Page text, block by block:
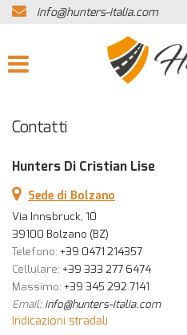
HOME
AZIENDA
ACQUISTIAMO USATO
ASSISTENZA
CONTATTI
NEWS
info@hunters-italia.com
Contatti
Hunters Di Cristian Lise
Sede di Bolzano
Via Innsbruck, 10
39100 Bolzano (BZ)
Telefono: +39 0471 214357
Cellulare: +39 333 277 6474
Massimo: +39 345 292 7141
Email: info@hunters-italia.com
Indicazioni stradali